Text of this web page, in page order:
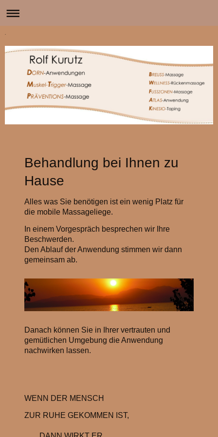
.
Behandlung bei Ihnen zu
Hause
Alles was Sie benötigen ist ein wenig Platz für
die mobile Massageliege.
In einem Vorgespräch besprechen wir Ihre
Beschwerden.
Den Ablauf der Anwendung stimmen wir dann
gemeinsam ab.
Danach können Sie in Ihrer vertrauten und
gemütlichen Umgebung die Anwendung
nachwirken lassen.
WENN DER MENSCH
ZUR RUHE GEKOMMEN IST,